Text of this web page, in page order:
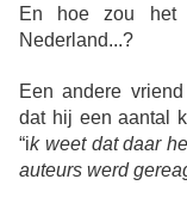
En hoe zou het
Nederland...?
Een andere
dat hij een aantal
“ik weet dat daar
auteurs werd